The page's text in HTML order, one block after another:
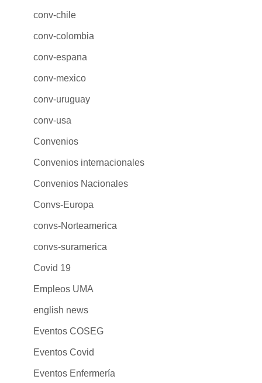
conv-chile
conv-colombia
conv-espana
conv-mexico
conv-uruguay
conv-usa
Convenios
Convenios internacionales
Convenios Nacionales
Convs-Europa
convs-Norteamerica
convs-suramerica
Covid 19
Empleos UMA
english news
Eventos COSEG
Eventos Covid
Eventos Enfermería